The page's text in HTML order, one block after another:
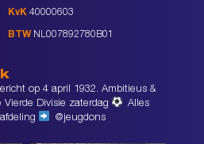
KvK 40000603
BTW NL007892780B01
op 4 april 1932. Ambitieus &
Divisie zaterdag
Alles
@jeugdons